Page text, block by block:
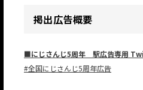
掲出広告概要
■にじさんじ5周年 駅広告専用
#全国にじさんじ5周年広告